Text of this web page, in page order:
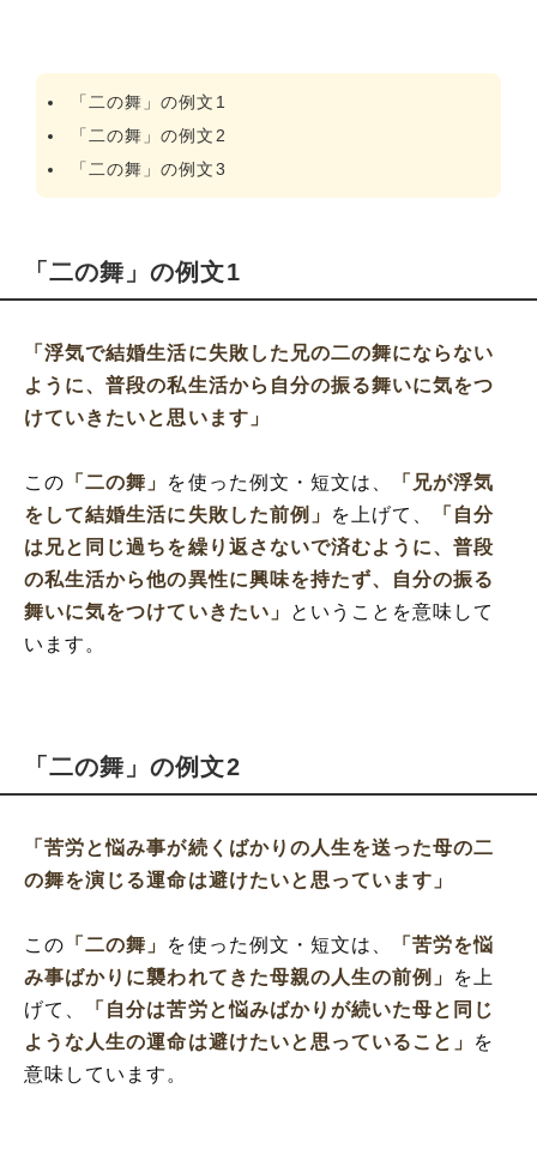
「二の舞」の例文1
「二の舞」の例文2
「二の舞」の例文3
「二の舞」の例文1
「浮気で結婚生活に失敗した兄の二の舞にならない
ように、普段の私生活から自分の振る舞いに気をつ
けていきたいと思います」
この 「二の舞」 を使った例文・短文は、
「兄が浮気
をして結婚生活に失敗した前例」
を上げて、
「自分
は兄と同じ過ちを繰り返さないで済むように、普段
の私生活から他の異性に興味を持たず、自分の振る
舞いに気をつけていきたい」
ということを意味して
います。
「二の舞」の例文2
「苦労と悩み事が続くばかりの人生を送った母の二
の舞を演じる運命は避けたいと思っています」
この 「二の舞」 を使った例文・短文は、
「苦労を悩
み事ばかりに襲われてきた母親の人生の前例」 を上
げて、
「自分は苦労と悩みばかりが続いた母と同じ
ような人生の運命は避けたいと思っていること」 を
意味しています。